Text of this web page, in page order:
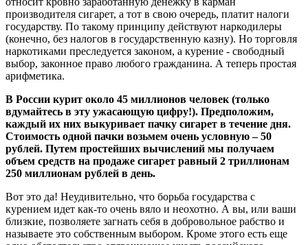
производителя сигарет, а тот в свою очередь, платит налоги
государству. По такому принципу действуют наркодилеры
(конечно, без налогов в государственную казну). Но торговля
наркотиками преследуется законом, а курение - свободный
выбор, законное право любого гражданина. А теперь простая
арифметика.
В России курит около 45 миллионов человек (только
вдумайтесь в эту ужасающую цифру!). Предположим,
каждый их них выкуривает пачку сигарет в течение дня.
Стоимость одной пачки возьмем очень условную – 50
рублей. Путем простейших вычислений мы получаем
объем средств на продаже сигарет равный 2 триллионам
250 миллионам рублей в день.
Вот это да! Неудивительно, что борьба государства с
курением идет как-то очень вяло и неохотно. А вы, или ваши
близкие, позволяете загнать себя в добровольное рабство и
называете это собственным выбором. Кроме этого есть еще